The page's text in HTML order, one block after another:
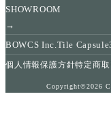
SHOWROOM
→
BOWCS Inc. Tile Capsule
個人情報保護方針特定商
Copyright©2026